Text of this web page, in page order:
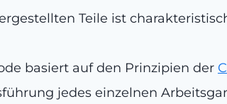
Teile ist
basiert auf den Prinzipien der
jedes einzelnen